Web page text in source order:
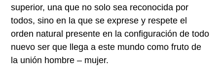
superior, una que no solo sea reconocida por
todos, sino en la que se exprese y respete el
orden natural presente en la configuración de todo
nuevo ser que llega a este mundo como fruto de
la unión hombre – mujer.